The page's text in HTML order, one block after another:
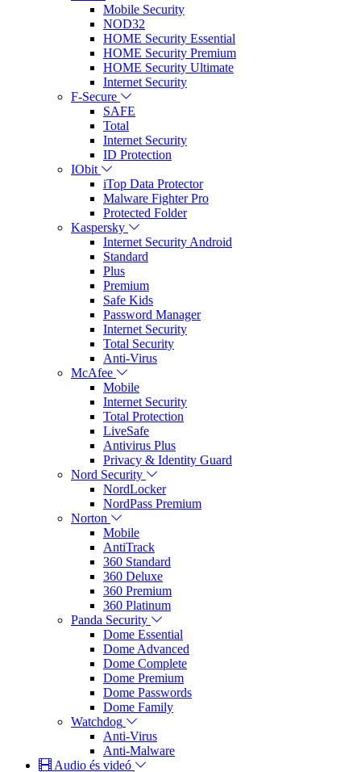
Mobile Security
NOD32
HOME Security Essential
HOME Security Premium
HOME Security Ultimate
Internet Security
F-Secure
SAFE
Total
Internet Security
ID Protection
IObit
iTop Data Protector
Malware Fighter Pro
Protected Folder
Kaspersky
Internet Security Android
Standard
Plus
Premium
Safe Kids
Password Manager
Internet Security
Total Security
Anti-Virus
McAfee
Mobile
Internet Security
Total Protection
LiveSafe
Antivirus Plus
Privacy & Identity Guard
Nord Security
NordLocker
NordPass Premium
Norton
Mobile
AntiTrack
360 Standard
360 Deluxe
360 Premium
360 Platinum
Panda Security
Dome Essential
Dome Advanced
Dome Complete
Dome Premium
Dome Passwords
Dome Family
Watchdog
Anti-Virus
Anti-Malware
Audio és videó